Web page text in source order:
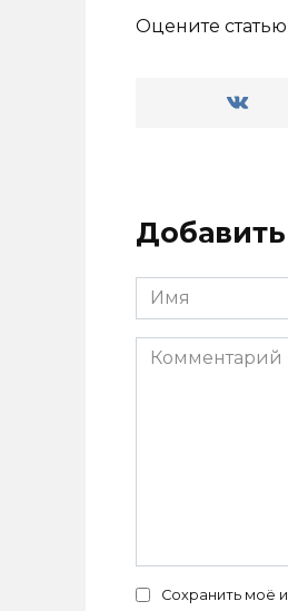
Оцените статью
Имя
*
Комментарий
Сохранить моё